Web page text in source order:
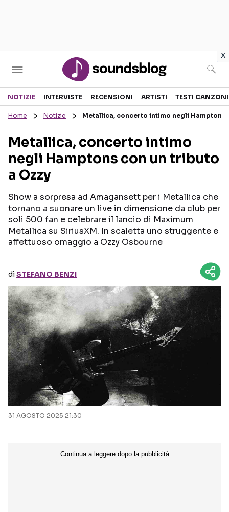
x
Sezioni
RECENSIONI MUSICALI
INTERVISTE
GOSSIP E CURIOSITÀ
TESTI CANZONI
TOUR ED EVENTI
NOTIZIE INTERVISTE RECENSIONI ARTISTI TESTI CANZONI
Home Notizie Metallica, concerto intimo negli Hamptons
Metallica, concerto intimo
negli Hamptons con un tributo
a Ozzy
Show a sorpresa ad Amagansett per i Metallica che
tornano a suonare un live in dimensione da club per
soli 500 fan e celebrare il lancio di Maximum
Metallica su SiriusXM. In scaletta uno struggente e
affettuoso omaggio a Ozzy Osbourne
diSTEFANO BENZI
31 AGOSTO 2025 21:30